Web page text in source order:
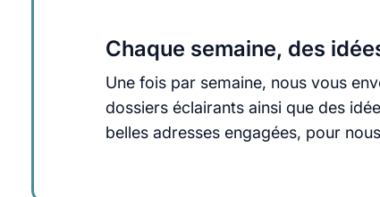
Chaque semaine, des
Une fois par semaine, nous vous
dossiers éclairants ainsi que des
belles adresses engagées, pour